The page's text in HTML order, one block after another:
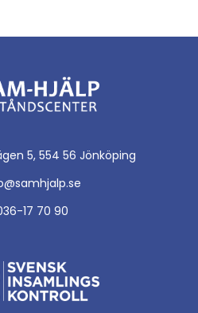
5, 554 56 Jönköping
17 70 90